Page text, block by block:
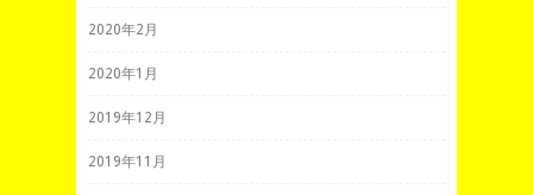
2020年2月
2020年1月
2019年12月
2019年11月